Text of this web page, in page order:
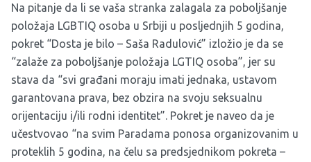
Na pitanje da li se vaša stranka zalagala za poboljšanje
položaja LGBTIQ osoba u Srbiji u posljednjih 5 godina,
pokret “Dosta je bilo – Saša Radulović” izložio je da se
“zalaže za poboljšanje položaja LGTIQ osoba”, jer su
stava da “svi građani moraju imati jednaka, ustavom
garantovana prava, bez obzira na svoju seksualnu
orijentaciju i/ili rodni identitet”. Pokret je naveo da je
učestvovao “na svim Paradama ponosa organizovanim u
proteklih 5 godina, na čelu sa predsjednikom pokreta –